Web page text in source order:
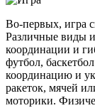
Во-первых, игра
Различные виды
координации и
футбол,
координацию и
ракеток, мячей
моторики.